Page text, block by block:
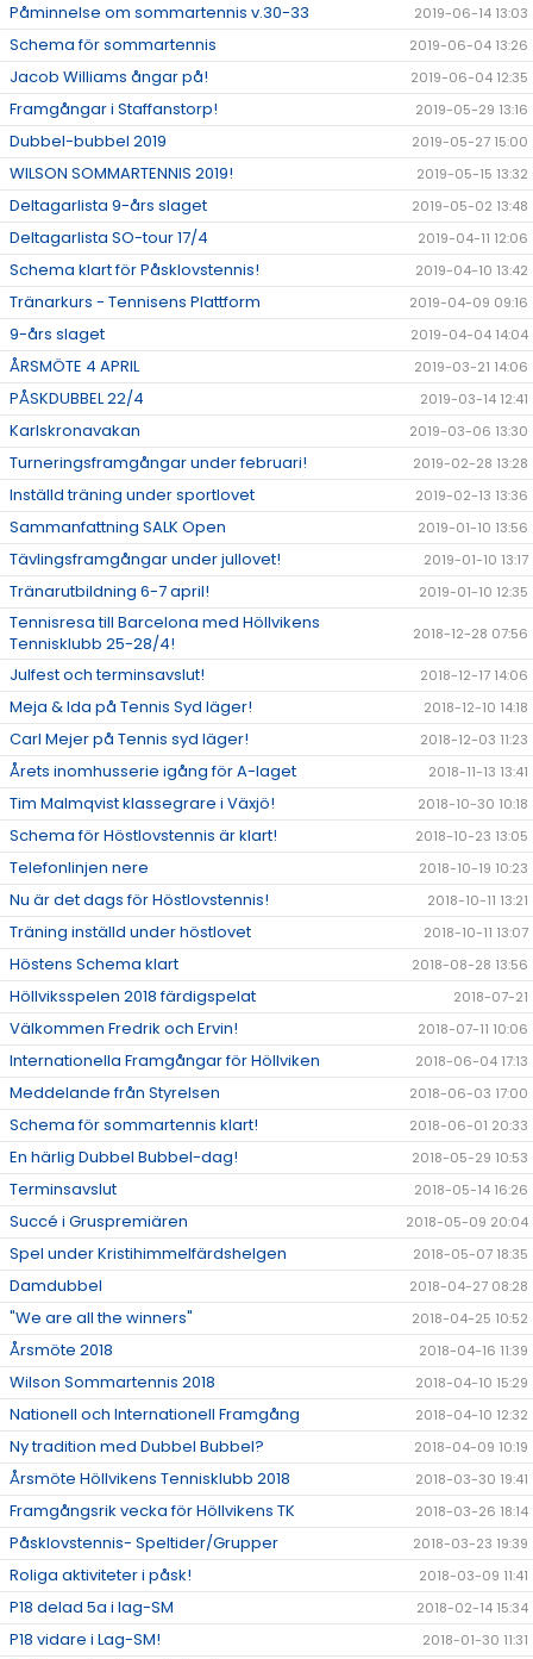
Påminnelse om sommartennis v.30-33 2019-06-14 13:03
Schema för sommartennis 2019-06-04 13:26
Jacob Williams ångar på! 2019-06-04 12:35
Framgångar i Staffanstorp! 2019-05-29 13:16
Dubbel-bubbel 2019 2019-05-27 15:00
WILSON SOMMARTENNIS 2019! 2019-05-15 13:32
Deltagarlista 9-års slaget 2019-05-02 13:48
Deltagarlista SO-tour 17/4 2019-04-11 12:06
Schema klart för Påsklovstennis! 2019-04-10 13:42
Tränarkurs - Tennisens Plattform 2019-04-09 09:16
9-års slaget 2019-04-04 14:04
ÅRSMÖTE 4 APRIL 2019-03-21 14:06
PÅSKDUBBEL 22/4 2019-03-14 12:41
Karlskronavakan 2019-03-06 13:30
Turneringsframgångar under februari! 2019-02-28 13:28
Inställd träning under sportlovet 2019-02-13 13:36
Sammanfattning SALK Open 2019-01-10 13:56
Tävlingsframgångar under jullovet! 2019-01-10 13:17
Tränarutbildning 6-7 april! 2019-01-10 12:35
Tennisresa till Barcelona med Höllvikens
Tennisklubb 25-28/4!
2018-12-28 07:56
Julfest och terminsavslut! 2018-12-17 14:06
Meja & Ida på Tennis Syd läger! 2018-12-10 14:18
Carl Mejer på Tennis syd läger! 2018-12-03 11:23
Årets inomhusserie igång för A-laget 2018-11-13 13:41
Tim Malmqvist klassegrare i Växjö! 2018-10-30 10:18
Schema för Höstlovstennis är klart! 2018-10-23 13:05
Telefonlinjen nere 2018-10-19 10:23
Nu är det dags för Höstlovstennis! 2018-10-11 13:21
Träning inställd under höstlovet 2018-10-11 13:07
Höstens Schema klart 2018-08-28 13:56
Höllviksspelen 2018 färdigspelat 2018-07-21
Välkommen Fredrik och Ervin! 2018-07-11 10:06
Internationella Framgångar för Höllviken 2018-06-04 17:13
Meddelande från Styrelsen 2018-06-03 17:00
Schema för sommartennis klart! 2018-06-01 20:33
En härlig Dubbel Bubbel-dag! 2018-05-29 10:53
Terminsavslut 2018-05-14 16:26
Succé i Gruspremiären 2018-05-09 20:04
Spel under Kristihimmelfärdshelgen 2018-05-07 18:35
Damdubbel 2018-04-27 08:28
"We are all the winners" 2018-04-25 10:52
Årsmöte 2018 2018-04-16 11:39
Wilson Sommartennis 2018 2018-04-10 15:29
Nationell och Internationell Framgång 2018-04-10 12:32
Ny tradition med Dubbel Bubbel? 2018-04-09 10:19
Årsmöte Höllvikens Tennisklubb 2018 2018-03-30 19:41
Framgångsrik vecka för Höllvikens TK 2018-03-26 18:14
Påsklovstennis- Speltider/Grupper 2018-03-23 19:39
Roliga aktiviteter i påsk! 2018-03-09 11:41
P18 delad 5a i lag-SM 2018-02-14 15:34
P18 vidare i Lag-SM! 2018-01-30 11:31